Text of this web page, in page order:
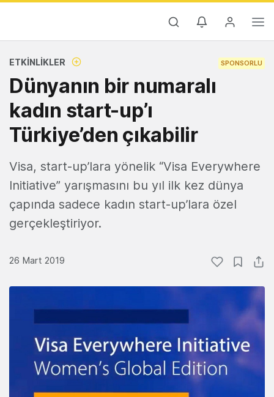
ETKINLIKLER SPONSORLU
Dünyanın bir numaralı
kadın start-up’ı
Türkiye’den çıkabilir
Visa, start-up’lara yönelik “Visa Everywhere
Initiative” yarışmasını bu yıl ilk kez dünya
çapında sadece kadın start-up’lara özel
gerçekleştiriyor.
26 Mart 2019